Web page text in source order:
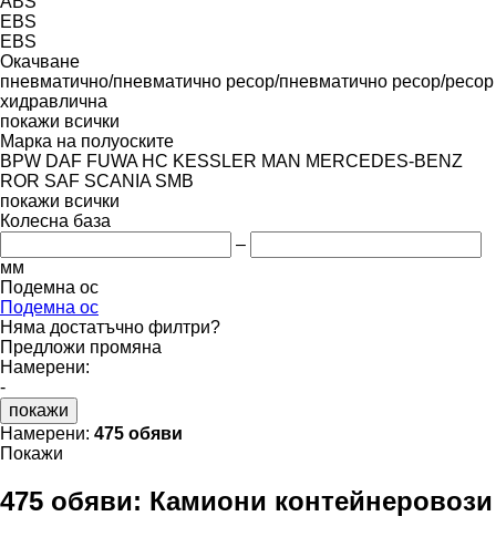
EBS
EBS
Окачване
пневматично/пневматично ресор/пневматично ресор/ресор
хидравлична
покажи всички
Марка на полуоските
BPW DAF FUWA HC KESSLER MAN MERCEDES-BENZ
ROR SAF SCANIA SMB
покажи всички
Колесна база
–
мм
Подемна ос
Подемна ос
Няма достатъчно филтри?
Предложи промяна
Намерени:
-
покажи
Намерени: 475 обяви
Покажи
475 обяви: Камиони контейнеровози